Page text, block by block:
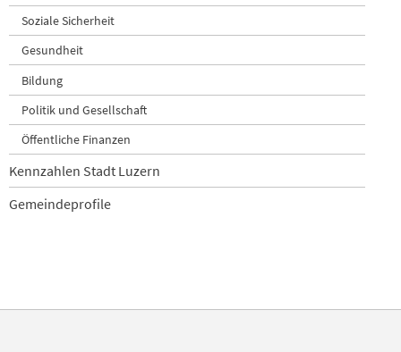
Soziale Sicherheit
Gesundheit
Bildung
Politik und Gesellschaft
Öffentliche Finanzen
Kennzahlen Stadt Luzern
Gemeindeprofile